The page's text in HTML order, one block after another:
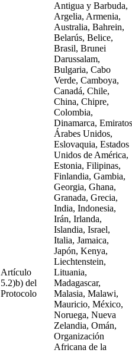
Artículo
5.2)b) del
Protocolo
Antigua y Barbuda,
Argelia, Armenia,
Australia, Bahrein,
Belarús, Belice,
Brasil, Brunei
Darussalam,
Bulgaria, Cabo
Verde, Camboya,
Canadá, Chile,
China, Chipre,
Colombia,
Dinamarca, Emiratos
Árabes Unidos,
Eslovaquia, Estados
Unidos de América,
Estonia, Filipinas,
Finlandia, Gambia,
Georgia, Ghana,
Granada, Grecia,
India, Indonesia,
Irán, Irlanda,
Islandia, Israel,
Italia, Jamaica,
Japón, Kenya,
Liechtenstein,
Lituania,
Madagascar,
Malasia, Malawi,
Mauricio, México,
Noruega, Nueva
Zelandia, Omán,
Organización
Africana de la